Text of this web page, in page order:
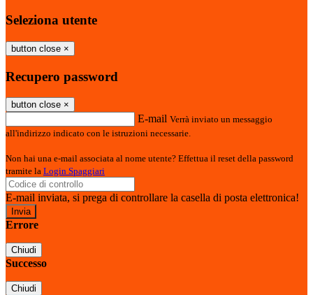
Seleziona utente
button close ×
Recupero password
button close ×
E-mail Verrà inviato un messaggio
all'indirizzo indicato con le istruzioni necessarie.
Non hai una e-mail associata al nome utente? Effettua il reset della password
tramite la Login Spaggiari
E-mail inviata, si prega di controllare la casella di posta elettronica!
Errore
Chiudi
Successo
Chiudi